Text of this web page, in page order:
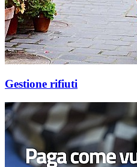
Gestione rifiuti